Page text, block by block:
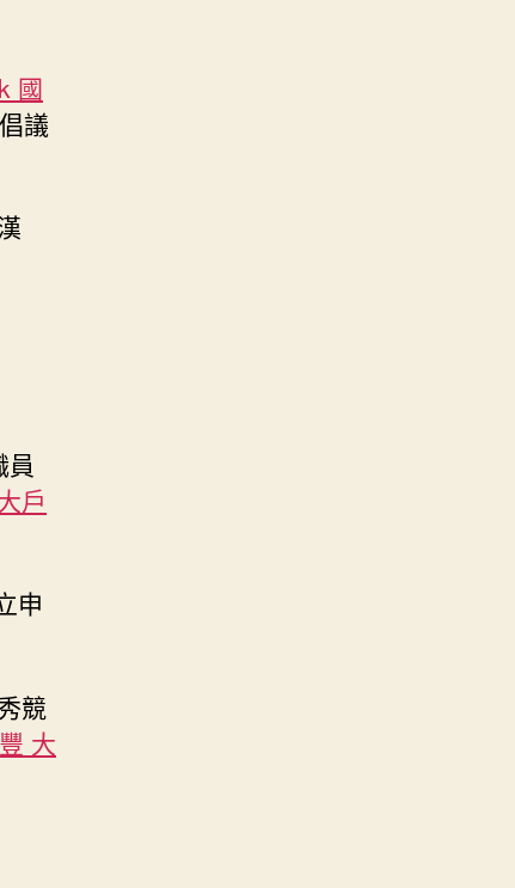
國
議
戶
申
競
大